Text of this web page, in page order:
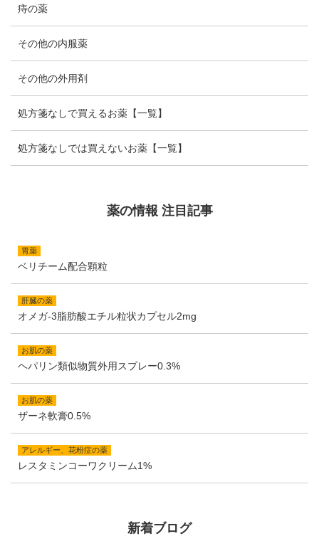
痔の薬
その他の内服薬
その他の外用剤
処方箋なしで買えるお薬【一覧】
処方箋なしでは買えないお薬【一覧】
薬の情報 注目記事
胃薬
ベリチーム配合顆粒
肝臓の薬
オメガ-3脂肪酸エチル粒状カプセル2mg
お肌の薬
ヘパリン類似物質外用スプレー0.3%
お肌の薬
ザーネ軟膏0.5%
アレルギー、花粉症の薬
レスタミンコーワクリーム1%
新着ブログ